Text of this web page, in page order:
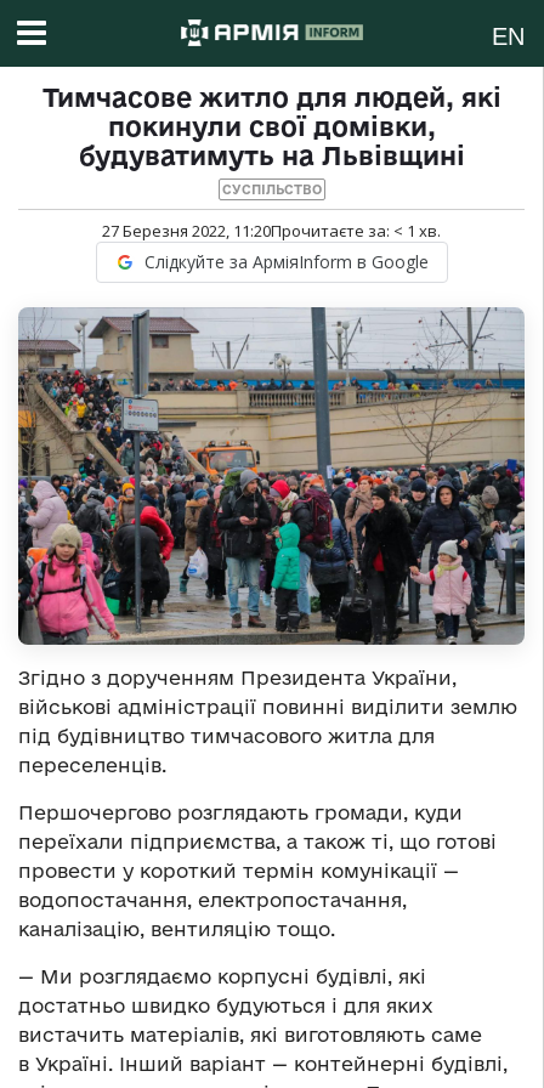
EN
Тимчасове житло для людей, які
покинули свої домівки,
будуватимуть на Львівщині
СУСПІЛЬСТВО
27 Березня 2022, 11:20Прочитаєте за: < 1 хв.
Слідкуйте за АрміяInform в Google
Згідно з дорученням Президента України,
військові адміністрації повинні виділити землю
під будівництво тимчасового житла для
переселенців.
Першочергово розглядають громади, куди
переїхали підприємства, а також ті, що готові
провести у короткий термін комунікації —
водопостачання, електропостачання,
каналізацію, вентиляцію тощо.
— Ми розглядаємо корпусні будівлі, які
достатньо швидко будуються і для яких
вистачить матеріалів, які виготовляють саме
в Україні. Інший варіант — контейнерні будівлі,